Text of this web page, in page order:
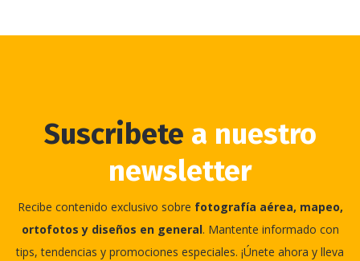
Suscribete a nuestro
newsletter
Recibe contenido exclusivo sobre fotografía aérea, mapeo,
ortofotos y diseños en general. Mantente informado con
tips, tendencias y promociones especiales. ¡Únete ahora y lleva